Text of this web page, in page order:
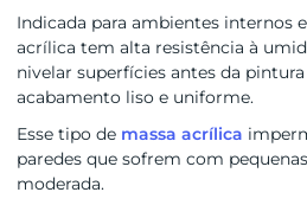
Indicada para ambientes internos
acrílica tem alta resistência à
nivelar superfícies antes da
acabamento liso e uniforme.
Esse tipo de massa acrílica
paredes que sofrem com
moderada.